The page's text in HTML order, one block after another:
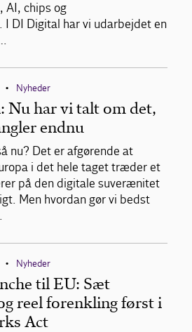
AI, chips og
DI Digital har vi udarbejdet en
• Nyheder
Nu har vi talt om det,
endnu
nu? Det er afgørende at
i det hele taget træder et
på den digitale suverænitet
Men hvordan gør vi bedst
• Nyheder
til EU: Sæt
reel forenkling først i
Act